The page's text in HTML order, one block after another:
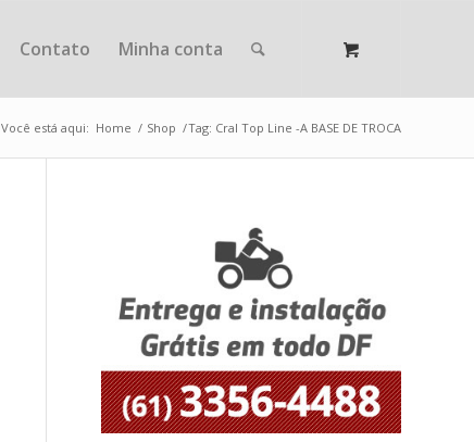
Contato Minha conta
Você está aqui: Home / Shop /Tag: Cral Top Line -A BASE DE TROCA